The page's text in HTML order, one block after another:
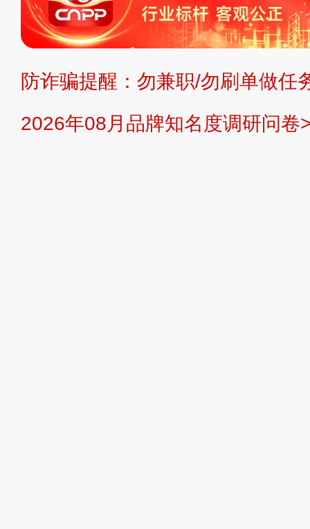
不代理、不招商、不提供中介服务。
持投资购买的观点或意见，页面信息
提交说明： 快速提交发布>> 提交品
防诈骗提醒：勿兼职/勿刷单做任
2026年08月品牌知名度调研问卷